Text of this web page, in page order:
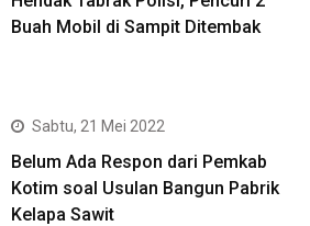
Buah Mobil di Sampit Ditembak
Sabtu, 21 Mei 2022
Belum Ada Respon dari Pemkab
Kotim soal Usulan Bangun Pabrik
Kelapa Sawit